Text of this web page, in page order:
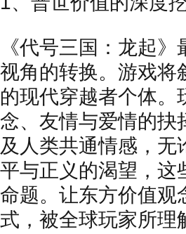
《代号三国：龙起
视角的转换。游戏将
的现代穿越者个体。
念、友情与爱情的抉
及人类共通情感，无
平与正义的渴望，这
命题。让东方价值观
式，被全球玩家所理